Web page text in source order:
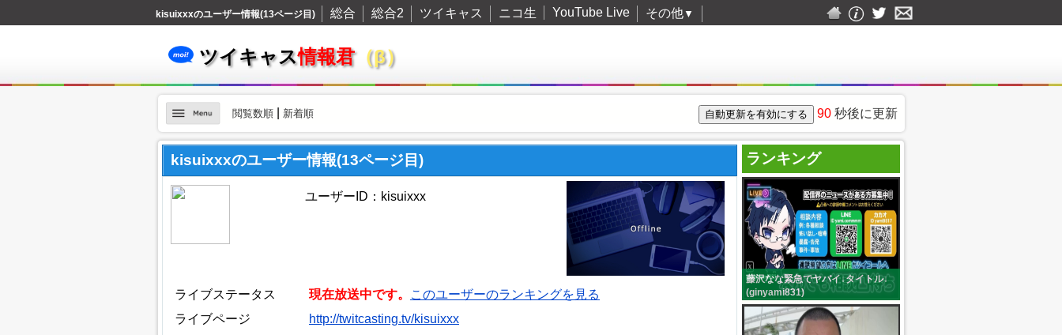
kisuixxxのユーザー情報(13ページ目) 総合 総合2 ツイキャス ニコ生 YouTube Live その他▼
ツイキャス情報君（β）
閲覧数順| 新着順 90秒後に更新
kisuixxxのユーザー情報(13ページ目)
ユーザーID：kisuixxx
ライブステータス 現在放送中です。
このユーザーのランキングを見る
ライブページ
http://twitcasting.tv/kisuixxx
ランキング
藤沢なな緊急でヤバイ↓タイトル↓
(ginyami831)